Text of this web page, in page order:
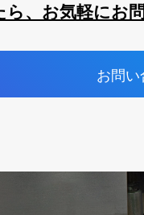
、お気軽にお
お問